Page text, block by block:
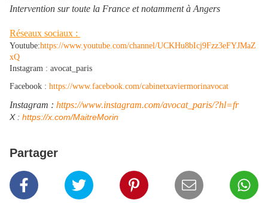
Intervention sur toute la France et notamment à Angers
Réseaux sociaux :
Youtube:https://www.youtube.com/channel/UCKHu8bIcj9Fzz3eFYJMaZ
xQ
Instagram : avocat_paris
Facebook : https://www.facebook.com/cabinetxaviermorinavocat
Instagram : https://www.instagram.com/avocat_paris/?hl=fr
​X : https://x.com/MaitreMorin
Partager